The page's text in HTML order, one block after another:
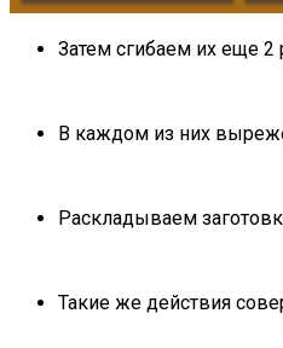
Затем сгибаем их еще 2
В каждом из них
Раскладываем
Такие же действия